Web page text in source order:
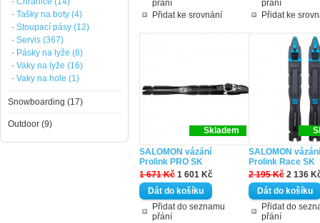
přání
Přidat ke srovnání
přání
Přidat ke
Skladem
SALOMON vázání
Prolink PRO SK
1 671 Kč 1 601 Kč
Přidat do seznamu
přání
SALOMON vázání
Prolink Race SK
2 195 Kč 2 136
Přidat do
přání
- Tašky na boty (4)
- Stoupací pásy (12)
- Servis (367)
- Pásky na lyže (8)
- Vaky na lyže (16)
- Vaky na hole (1)
Snowboarding (17)
Outdoor (9)